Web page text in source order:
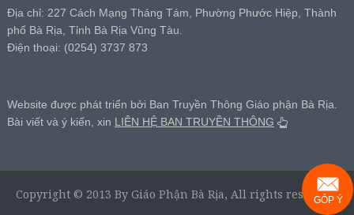
Địa chỉ: 227 Cách Mạng Tháng Tám, Phường Phước Hiệp, Thành
phố Bà Rịa, Tỉnh Bà Rịa Vũng Tàu.
Điện thoại: (0254) 3737 873
Website được phát triển bởi Ban Truyền Thông Giáo phận Bà Rịa.
Bài viết và ý kiến, xin LIÊN HỆ BAN TRUYỀN THÔNG
Copyright © 2013 By Giáo Phận Bà Rịa, All rights reserved.
GÓP Ý